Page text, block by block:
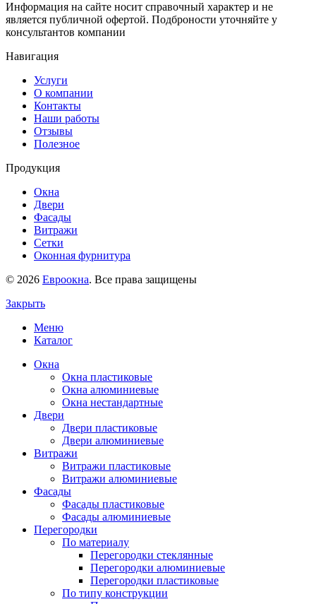
Информация на сайте носит справочный характер и не
является публичной офертой. Подброности уточняйте у
консультантов компании
Навигация
Услуги
О компании
Контакты
Наши работы
Отзывы
Полезное
Продукция
Окна
Двери
Фасады
Витражи
Сетки
Оконная фурнитура
© 2026 Евроокна. Все права защищены
Закрыть
Меню
Каталог
Окна
Окна пластиковые
Окна алюминиевые
Окна нестандартные
Двери
Двери пластиковые
Двери алюминиевые
Витражи
Витражи пластиковые
Витражи алюминиевые
Фасады
Фасады пластиковые
Фасады алюминиевые
Перегородки
По материалу
Перегородки стеклянные
Перегородки алюминиевые
Перегородки пластиковые
По типу конструкции